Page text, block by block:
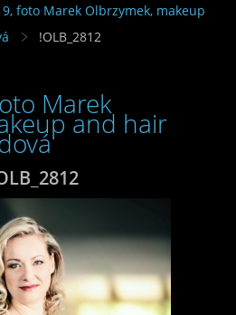
9, foto Marek Olbrzymek, makeup
!OLB_2812
Marek
and hair